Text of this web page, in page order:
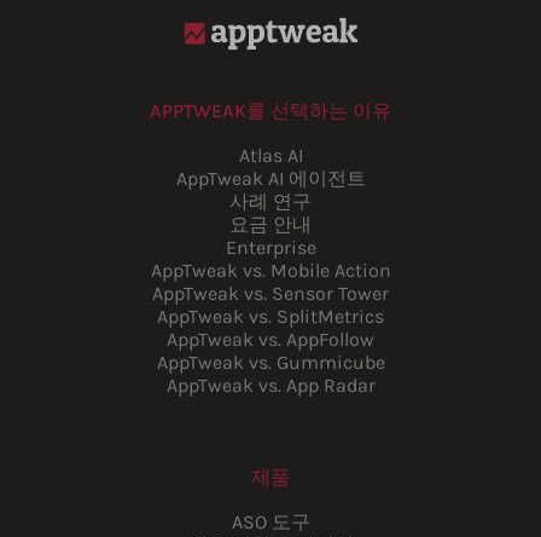
APPTWEAK를 선택하는 이유
Atlas AI
AppTweak AI 에이전트
사례 연구
요금 안내
Enterprise
AppTweak vs. Mobile Action
AppTweak vs. Sensor Tower
AppTweak vs. SplitMetrics
AppTweak vs. AppFollow
AppTweak vs. Gummicube
AppTweak vs. App Radar
제품
ASO 도구